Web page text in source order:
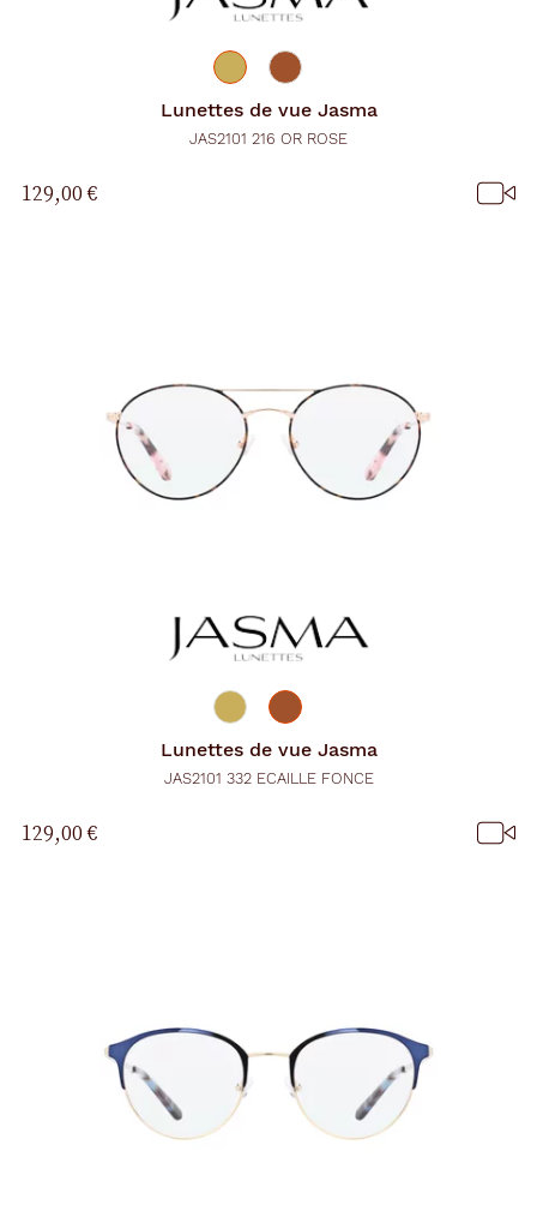
Lunettes de vue Jasma
JAS2101 216 OR ROSE
129,00 €
Lunettes de vue Jasma
JAS2101 332 ECAILLE FONCE
129,00 €